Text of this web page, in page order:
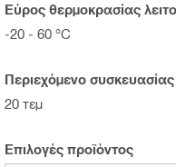
Εύρος θερμοκρασίας
-20 - 60 °C
Περιεχόμενο συσκευασίας
20 τεμ
Επιλογές προϊόντος